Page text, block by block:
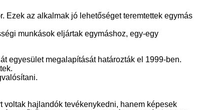
Ezek az alkalmak jó lehetőséget teremtettek egymás
munkások eljártak egymáshoz, egy-egy
egyesület megalapítását határozták el 1999-ben.
hajlandók tevékenykedni, hanem képesek